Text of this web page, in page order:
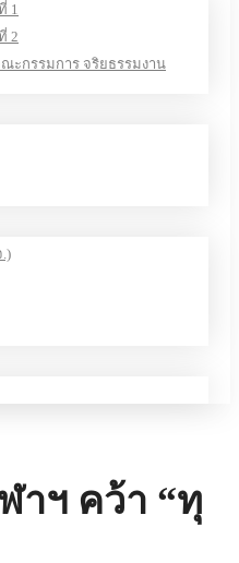
1
2
ะกรรมการ จริยธรรมงาน
าฯ คว้า “ทุ